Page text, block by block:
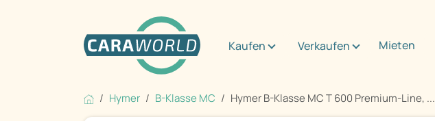
Kaufen Verkaufen Mieten
Hymer B-Klasse MC Hymer B-Klasse MC T 600 Premium-Line, ...